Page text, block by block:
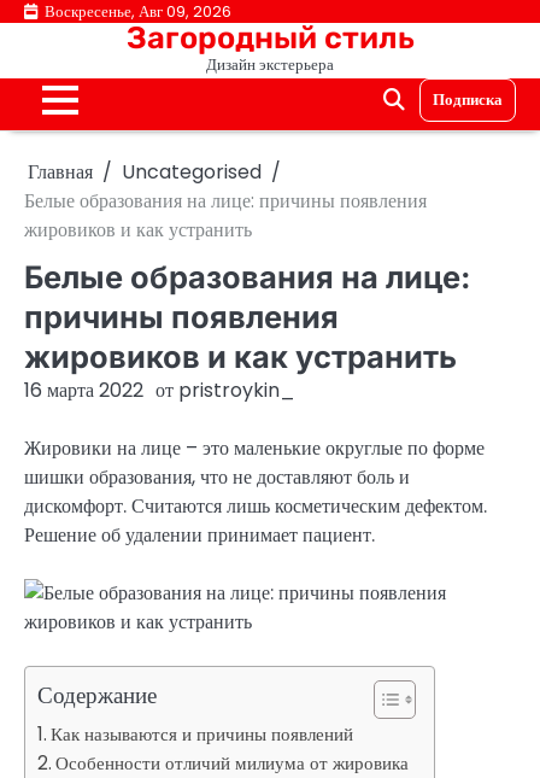
ПерейтиВоскресенье, Авг 09, 2026
Загородный стиль
Дизайн экстерьера
Подписка
Главная
Uncategorised
Белые образования на лице: причины появления
жировиков и как устранить
Белые образования на лице:
причины появления
жировиков и как устранить
16 марта 2022 от pristroykin_
Жировики на лице – это маленькие округлые по форме
шишки образования, что не доставляют боль и
дискомфорт. Считаются лишь косметическим дефектом.
Решение об удалении принимает пациент.
Содержание
Как называются и причины появлений
Особенности отличий милиума от жировика